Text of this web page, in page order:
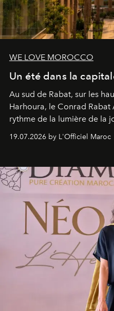
WE LOVE MOROCCO
Un été dans la
Au sud de Rabat, sur les
Harhoura, le Conrad Rabat
rythme de la lumière de la
rendez-vous avec l’océan.
19.07.2026 by L'Officiel Maroc